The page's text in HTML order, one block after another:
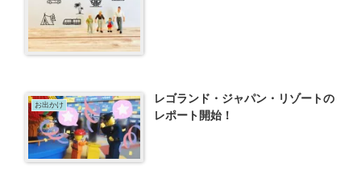
お出かけ
レゴランド・ジャパン・リゾートの
レポート開始！